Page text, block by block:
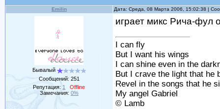
Emilin Дата: Среда, 08 Марта 2006, 15:02:38 |
Бывалый
Сообщений: 251
Репутация: 1
Offline
Замечания: 0%
играет микс Рича-фул
I can fly
But I want his wings
I can shine even in the
But I crave the light that he
Revel in the songs that he
My angel Gabriel
© Lamb